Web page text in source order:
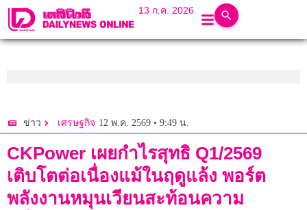
13 ก.ค. 2026
ข่าว เศรษฐกิจ 12 พ.ค. 2569 • 9:49 น.
CKPower เผยกำไรสุทธิ Q1/2569
เติบโตต่อเนื่องแม้ในฤดูแล้ง พอร์ต
พลังงานหมุนเวียนสะท้อนความ